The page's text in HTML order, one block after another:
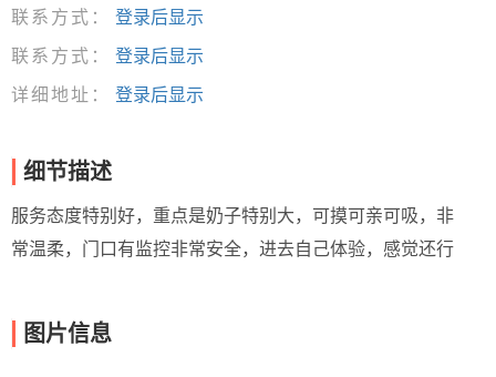
联系方式：
登录后显示
联系方式：
登录后显示
详细地址：
登录后显示
细节描述
服务态度特别好，重点是奶子特别大，可摸可亲可吸，非
常温柔，门口有监控非常安全，进去自己体验，感觉还行
图片信息